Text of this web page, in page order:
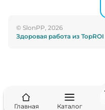
© SlonPP, 2026
Здоровая работа из TopROI
Главная Каталог